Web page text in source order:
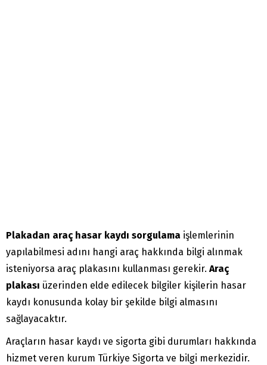
Plakadan araç hasar kaydı sorgulama işlemlerinin
yapılabilmesi adını hangi araç hakkında bilgi alınmak
isteniyorsa araç plakasını kullanması gerekir. Araç
plakası üzerinden elde edilecek bilgiler kişilerin hasar
kaydı konusunda kolay bir şekilde bilgi almasını
sağlayacaktır.
Araçların hasar kaydı ve sigorta gibi durumları hakkında
hizmet veren kurum Türkiye Sigorta ve bilgi merkezidir.